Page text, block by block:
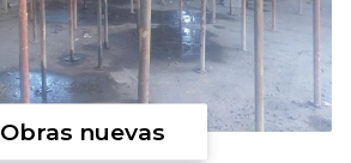
Obras nuevas